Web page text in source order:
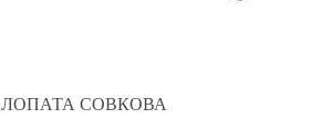
ЛОПАТА СОВКОВА